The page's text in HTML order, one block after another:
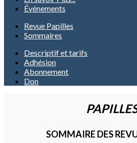
Événements
Revue Papilles
Sommaires
Descriptif et tarifs
Adhésion
Abonnement
Don
SOMMAIRE DES